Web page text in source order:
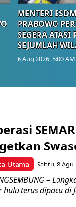
MENTERI
PRABOWO
SEGERA
SEJUMLAH
6 Aug 2026, 5:00 AM
Utama Sabtu, 8 Agu
–
hulu terus dipacu di